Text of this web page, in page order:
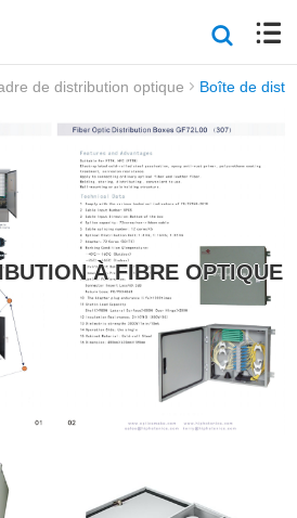
de distribution optique Boîte de
À FIBRE OPTIQUE